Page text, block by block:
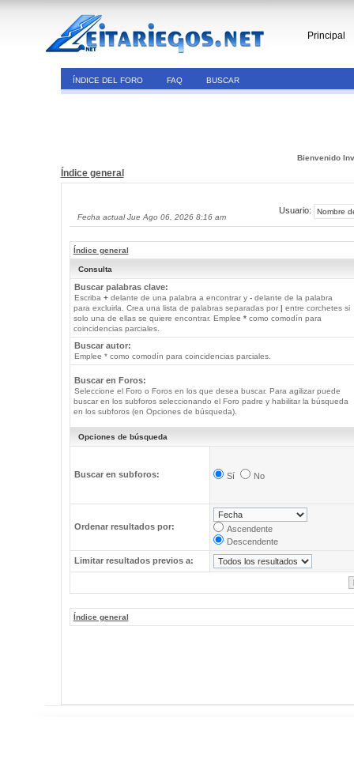
Principal
ÍNDICE DEL FORO FAQ BUSCAR
Bienvenido
Índice general
Fecha actual Jue Ago 06, 2026 8:16 am
Usuario:
Índice general
Consulta
Buscar palabras clave:
Escriba +delante de una palabra a encontrar y -delante de la palabra
para excluirla. Crea una lista de palabras separadas por | entre corchetes si
solo una de ellas se quiere encontrar. Emplee *como comodín para
coincidencias parciales.
Buscar autor:
Emplee * como comodín para coincidencias parciales.
Buscar en Foros:
Seleccione el Foro o Foros en los que desea buscar. Para agilizar puede
buscar en los subforos seleccionando el Foro padre y habilitar la búsqueda
en los subforos (en Opciones de búsqueda).
Opciones de búsqueda
Buscar en subforos: Sí No
Ordenar resultados por:
Ascendente
Descendente
Limitar resultados previos a:
Índice general